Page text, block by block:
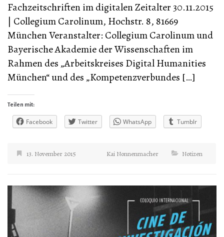
Fachzeitschriften im digitalen Zeitalter 30.11.2015
| Collegium Carolinum, Hochstr. 8, 81669
München Veranstalter: Collegium Carolinum und
Bayerische Akademie der Wissenschaften im
Rahmen des „Arbeitskreises Digital Humanities
München“ und des „Kompetenzverbundes […]
Teilen mit:
Facebook Twitter WhatsApp Tumblr
13. November 2015 Kai Nonnenmacher Notizen